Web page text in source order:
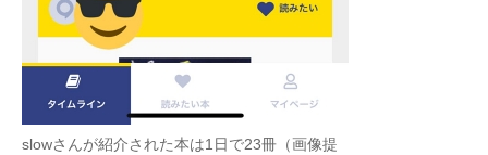
slowさんが紹介された本は1日で23冊（画像提